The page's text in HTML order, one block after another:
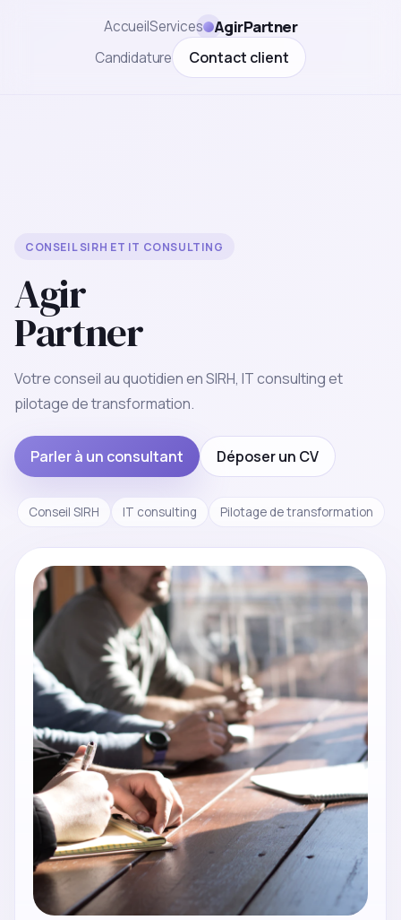
AccueilServices AgirPartner
Candidature Contact client
CONSEIL SIRH ET IT CONSULTING
Agir
Partner
Votre conseil au quotidien en SIRH, IT consulting et
pilotage de transformation.
Parler à un consultant Déposer un CV
Conseil SIRH IT consulting Pilotage de transformation